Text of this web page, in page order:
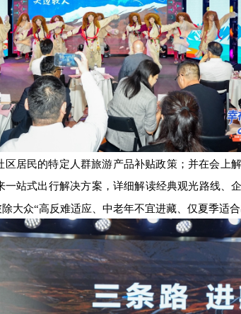
居民的特定人群旅游产品补贴政策；并在会上
站式出行解决方案，详细解读经典观光路线、
大众“高反难适应、中老年不宜进藏、仅夏季适合